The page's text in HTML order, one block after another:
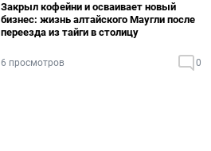
Закрыл кофейни и осваивает новый
бизнес: жизнь алтайского Маугли после
переезда из тайги в столицу
6 просмотров 0